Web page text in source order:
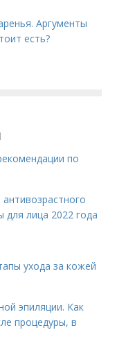
Аргументы
есть?
по
для лица 2022 года
ухода за кожей
эпиляции. Как
процедуры, в